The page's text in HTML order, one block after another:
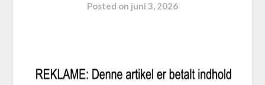
Posted on juni 3, 2026